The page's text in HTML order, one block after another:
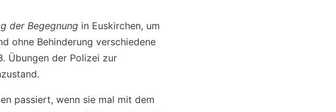
der Begegnung in Euskirchen, um
ohne Behinderung verschiedene
Übungen der Polizei zur
passiert, wenn sie mal mit dem